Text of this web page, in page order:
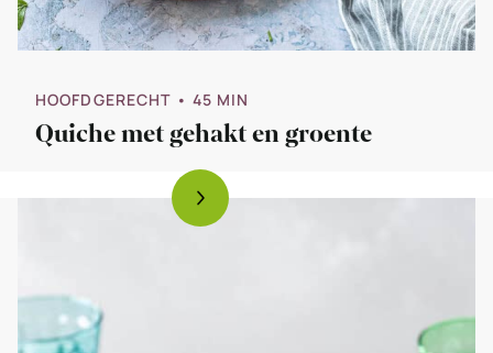
HOOFDGERECHT • 45 MIN
Quiche met gehakt en groente